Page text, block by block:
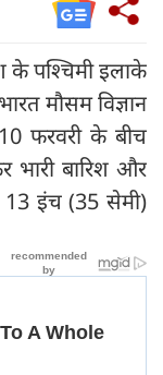
के पश्चिमी इलाके
मौसम विज्ञान
फरवरी के बीच
बारिश और
13 इंच (35 सेमी)